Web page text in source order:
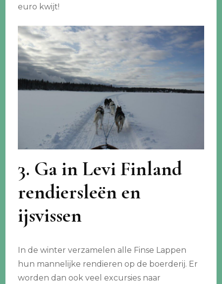
euro kwijt!
3. Ga in Levi Finland
rendiersleën en
ijsvissen
In de winter verzamelen alle Finse Lappen
hun mannelijke rendieren op de boerderij. Er
worden dan ook veel excursies naar